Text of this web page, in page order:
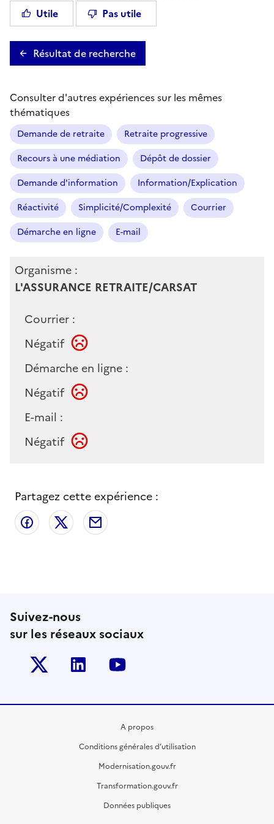
Utile
Pas utile
Résultat de recherche
Consulter d'autres expériences sur les mêmes
thématiques
Demande de retraite
Retraite progressive
Recours à une médiation
Dépôt de dossier
Demande d'information
Information/Explication
Réactivité
Simplicité/Complexité
Courrier
Démarche en ligne
E-mail
Organisme :
L'ASSURANCE RETRAITE/CARSAT
Courrier :
Négatif
Démarche en ligne :
Négatif
E-mail :
Négatif
Partagez cette expérience :
Partager sur Facebook
Partager sur X
Suivez-nous
sur les réseaux sociaux
Twitter-x Linkedin
A propos
Conditions générales d’utilisation
Modernisation.gouv.fr
Transformation.gouv.fr
Données publiques